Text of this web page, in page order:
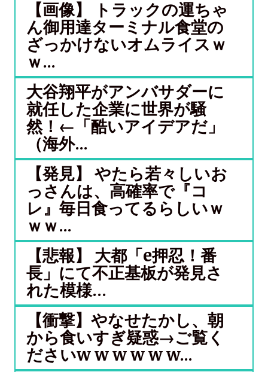
【画像】 トラックの運ちゃ
ん御用達ターミナル食堂の
ざっかけないオムライスｗ
ｗ...
大谷翔平がアンバサダーに
就任した企業に世界が騒
然！←「酷いアイデアだ」
（海外...
【発見】 やたら若々しいお
っさんは、高確率で『コ
レ』毎日食ってるらしいｗ
ｗｗ...
【悲報】 大都「e押忍！番
長」にて不正基板が発見さ
れた模様…
【衝撃】やなせたかし、朝
から食いすぎ疑惑→ご覧く
ださいw w w w w w...